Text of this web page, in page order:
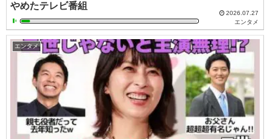
やめたテレビ番組
2026.07.27
エンタメ
エンタメ